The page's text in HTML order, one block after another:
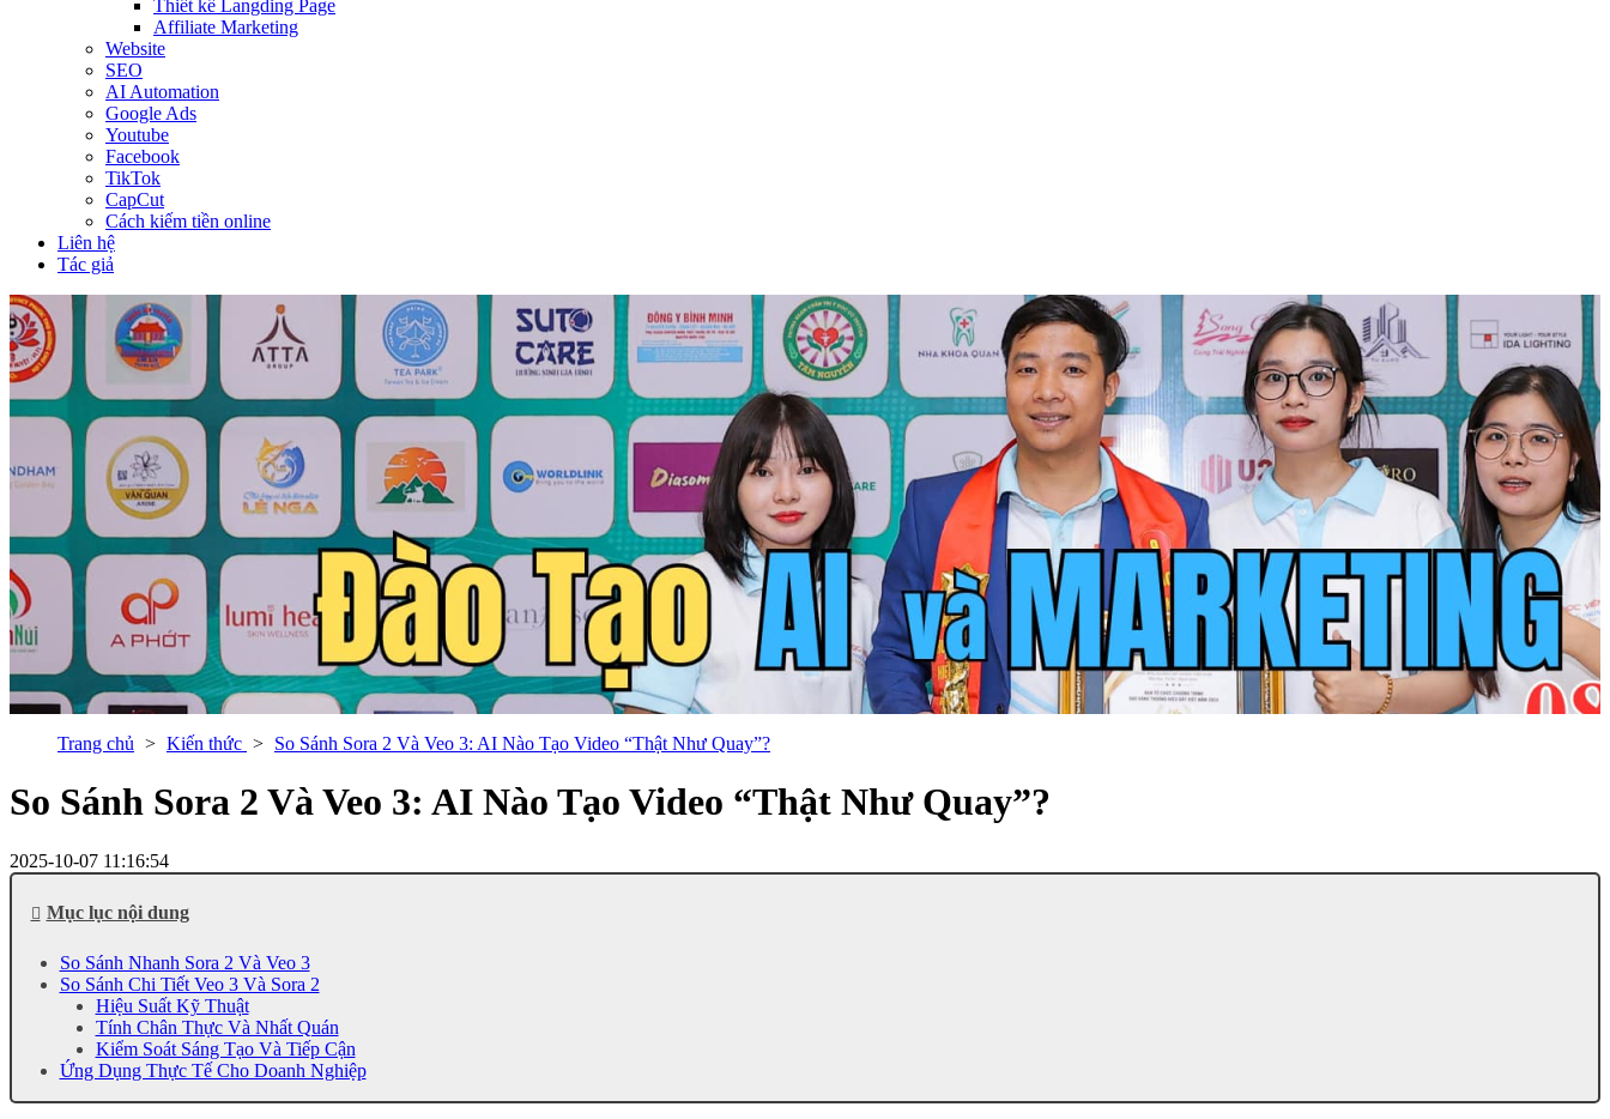
Thiết kế Langding Page
Affiliate Marketing
Website
SEO
AI Automation
Google Ads
Youtube
Facebook
TikTok
CapCut
Cách kiếm tiền online
Liên hệ
Tác giả
Trang chủ Kiến thức So Sánh Sora 2 Và Veo 3: AI Nào Tạo Video “Thật Như Quay”?
So Sánh Sora 2 Và Veo 3: AI Nào Tạo Video “Thật Như Quay”?
2025-10-07 11:16:54
Mục lục nội dung
So Sánh Nhanh Sora 2 Và Veo 3
So Sánh Chi Tiết Veo 3 Và Sora 2
Hiệu Suất Kỹ Thuật
Tính Chân Thực Và Nhất Quán
Kiểm Soát Sáng Tạo Và Tiếp Cận
Ứng Dụng Thực Tế Cho Doanh Nghiệp